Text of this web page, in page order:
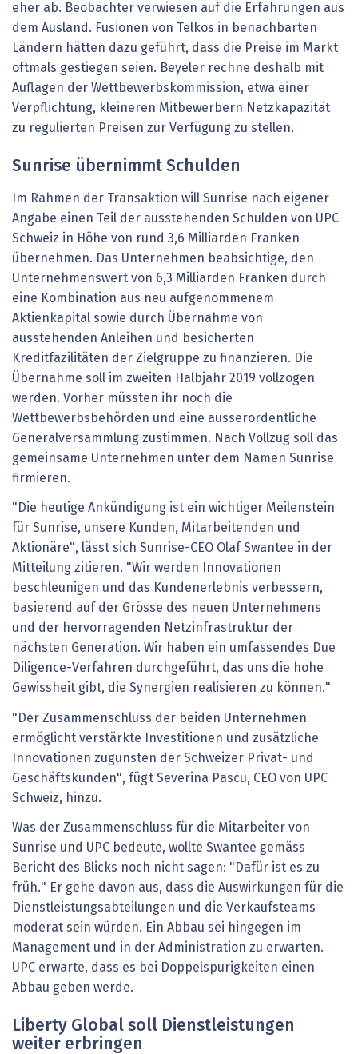
eher ab. Beobachter verwiesen auf die Erfahrungen aus
dem Ausland. Fusionen von Telkos in benachbarten
Ländern hätten dazu geführt, dass die Preise im Markt
oftmals gestiegen seien. Beyeler rechne deshalb mit
Auflagen der Wettbewerbskommission, etwa einer
Verpflichtung, kleineren Mitbewerbern Netzkapazität
zu regulierten Preisen zur Verfügung zu stellen.
Sunrise übernimmt Schulden
Im Rahmen der Transaktion will Sunrise nach eigener
Angabe einen Teil der ausstehenden Schulden von UPC
Schweiz in Höhe von rund 3,6 Milliarden Franken
übernehmen. Das Unternehmen beabsichtige, den
Unternehmenswert von 6,3 Milliarden Franken durch
eine Kombination aus neu aufgenommenem
Aktienkapital sowie durch Übernahme von
ausstehenden Anleihen und besicherten
Kreditfazilitäten der Zielgruppe zu finanzieren. Die
Übernahme soll im zweiten Halbjahr 2019 vollzogen
werden. Vorher müssten ihr noch die
Wettbewerbsbehörden und eine ausserordentliche
Generalversammlung zustimmen. Nach Vollzug soll das
gemeinsame Unternehmen unter dem Namen Sunrise
firmieren.
"Die heutige Ankündigung ist ein wichtiger Meilenstein
für Sunrise, unsere Kunden, Mitarbeitenden und
Aktionäre", lässt sich Sunrise-CEO Olaf Swantee in der
Mitteilung zitieren. "Wir werden Innovationen
beschleunigen und das Kundenerlebnis verbessern,
basierend auf der Grösse des neuen Unternehmens
und der hervorragenden Netzinfrastruktur der
nächsten Generation. Wir haben ein umfassendes Due
Diligence-Verfahren durchgeführt, das uns die hohe
Gewissheit gibt, die Synergien realisieren zu können."
"Der Zusammenschluss der beiden Unternehmen
ermöglicht verstärkte Investitionen und zusätzliche
Innovationen zugunsten der Schweizer Privat- und
Geschäftskunden", fügt Severina Pascu, CEO von UPC
Schweiz, hinzu.
Was der Zusammenschluss für die Mitarbeiter von
Sunrise und UPC bedeute, wollte Swantee gemäss
Bericht des Blicks noch nicht sagen: "Dafür ist es zu
früh." Er gehe davon aus, dass die Auswirkungen für die
Dienstleistungsabteilungen und die Verkaufsteams
moderat sein würden. Ein Abbau sei hingegen im
Management und in der Administration zu erwarten.
UPC erwarte, dass es bei Doppelspurigkeiten einen
Abbau geben werde.
Liberty Global soll Dienstleistungen
weiter erbringen